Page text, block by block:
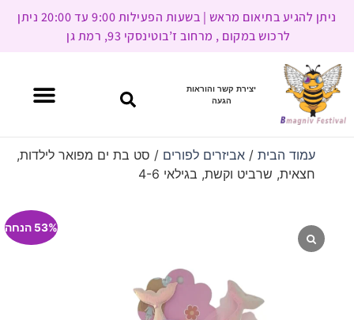
ניתן להגיע בתיאום מראש | בשעות הפעילות 9:00 עד 20:00 ניתן
לרכוש במקום , מרחוב ז’בוטינסקי 93, רמת גן
יצירת קשר והוראות
הגעה
עמוד הבית/ אביזרים לפורים / סט בת ים מפואר לילדות,
חצאית, שרביט וקשת, בגילאי 4-6
53% הנחה